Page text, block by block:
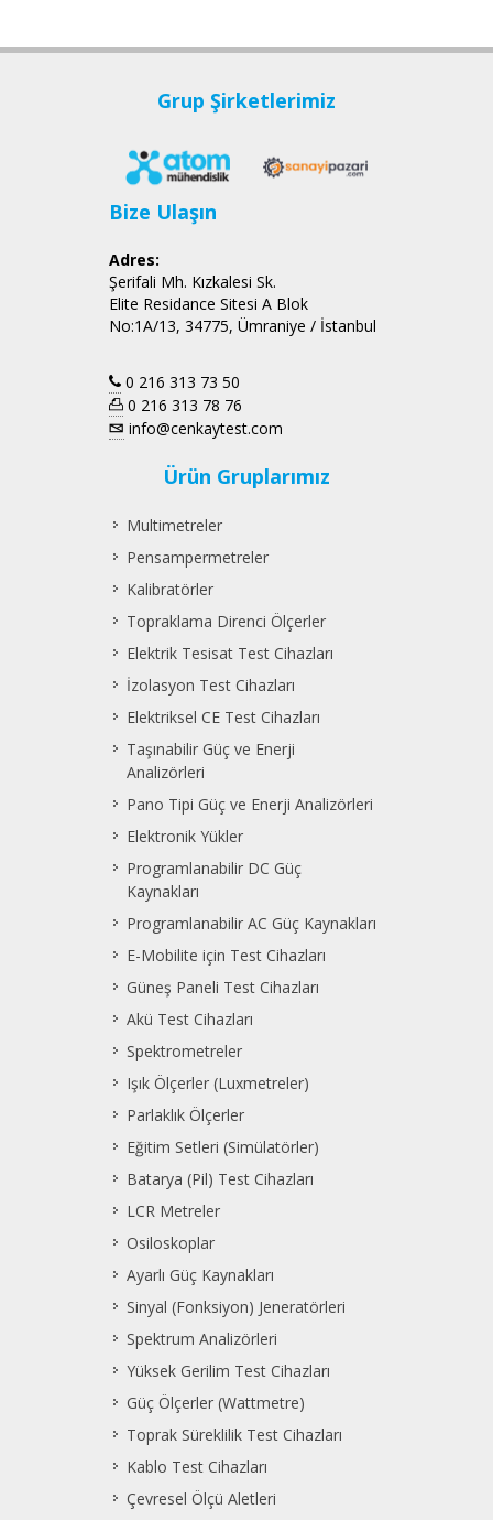
Grup Şirketlerimiz
Bize Ulaşın
Adres:
Şerifali Mh. Kızkalesi Sk.
Elite Residance Sitesi A Blok
No:1A/13, 34775, Ümraniye / İstanbul
0 216 313 73 50
0 216 313 78 76
info@cenkaytest.com
Ürün Gruplarımız
Multimetreler
Pensampermetreler
Kalibratörler
Topraklama Direnci Ölçerler
Elektrik Tesisat Test Cihazları
İzolasyon Test Cihazları
Elektriksel CE Test Cihazları
Taşınabilir Güç ve Enerji
Analizörleri
Pano Tipi Güç ve Enerji Analizörleri
Elektronik Yükler
Programlanabilir DC Güç
Kaynakları
Programlanabilir AC Güç Kaynakları
E-Mobilite için Test Cihazları
Güneş Paneli Test Cihazları
Akü Test Cihazları
Spektrometreler
Işık Ölçerler (Luxmetreler)
Parlaklık Ölçerler
Eğitim Setleri (Simülatörler)
Batarya (Pil) Test Cihazları
LCR Metreler
Osiloskoplar
Ayarlı Güç Kaynakları
Sinyal (Fonksiyon) Jeneratörleri
Spektrum Analizörleri
Yüksek Gerilim Test Cihazları
Güç Ölçerler (Wattmetre)
Toprak Süreklilik Test Cihazları
Kablo Test Cihazları
Çevresel Ölçü Aletleri